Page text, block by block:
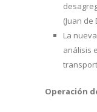
(Juan de
La
análisis
Operación